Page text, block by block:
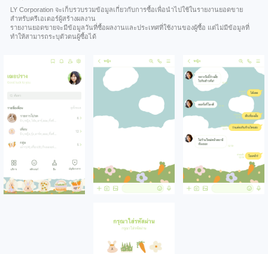
LY Corporation จะเก็บรวบรวมข้อมูลเกี่ยวกับการซื้อเพื่อนำไปใช้ในรายงานยอดขาย
สำหรับครีเอเตอร์ผู้สร้างผลงาน
รายงานยอดขายจะมีข้อมูลวันที่ซื้อผลงานและประเทศที่ใช้งานของผู้ซื้อ แต่ไม่มีข้อมูลที่
ทำให้สามารถระบุตัวตนผู้ซื้อได้